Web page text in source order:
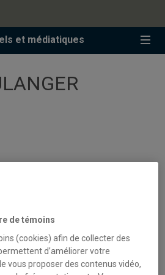
et médiatiques
ma peinture
devient un enjeu formel dans
de témoins
(cookies) afin de collecter des
d’améliorer votre
vous proposer des contenus vidéo,